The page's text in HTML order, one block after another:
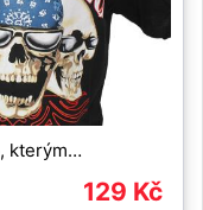
kterým…
129 Kč